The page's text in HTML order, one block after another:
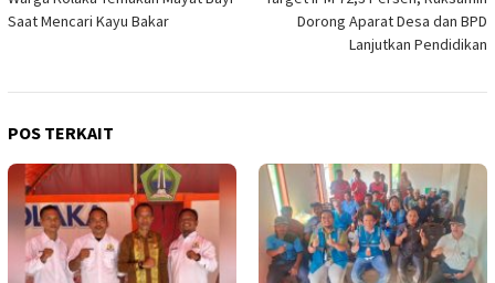
pos
Saat Mencari Kayu Bakar
Dorong Aparat Desa dan BPD
Lanjutkan Pendidikan
POS TERKAIT